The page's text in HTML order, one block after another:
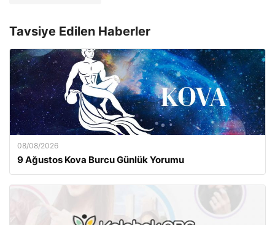
Tavsiye Edilen Haberler
08/08/2026
9 Ağustos Kova Burcu Günlük Yorumu